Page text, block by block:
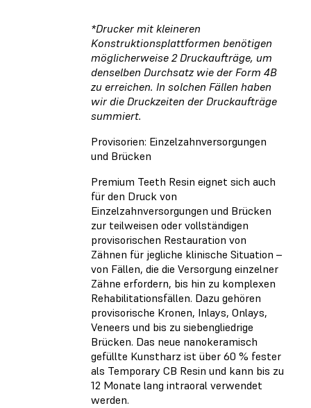
*Drucker mit kleineren
Konstruktionsplattformen benötigen
möglicherweise 2 Druckaufträge, um
denselben Durchsatz wie der Form 4B
zu erreichen. In solchen Fällen haben
wir die Druckzeiten der Druckaufträge
summiert.
Provisorien: Einzelzahnversorgungen
und Brücken
Premium Teeth Resin eignet sich auch
für den Druck von
Einzelzahnversorgungen und Brücken
zur teilweisen oder vollständigen
provisorischen Restauration von
Zähnen für jegliche klinische Situation –
von Fällen, die die Versorgung einzelner
Zähne erfordern, bis hin zu komplexen
Rehabilitationsfällen. Dazu gehören
provisorische Kronen, Inlays, Onlays,
Veneers und bis zu siebengliedrige
Brücken. Das neue nanokeramisch
gefüllte Kunstharz ist über 60 % fester
als Temporary CB Resin und kann bis zu
12 Monate lang intraoral verwendet
werden.